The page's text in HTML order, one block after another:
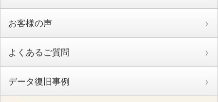
お客様の声
よくあるご質問
データ復旧事例